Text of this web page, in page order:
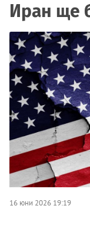
Иран ще
16 юни 2026 19:19